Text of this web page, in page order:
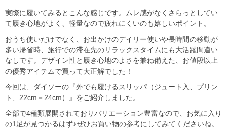
実際に履いてみるとこんな感じです。ムレ感がなくさらっとしてい
て履き心地がよく、軽量なので疲れにくいのも嬉しいポイント。
おうち使いだけでなく、お出かけのデイリー使いや長時間の移動が
多い帰省時、旅行での滞在先のリラックスタイムにも大活躍間違い
なしです。デザイン性と履き心地のよさを兼ね備えた、お値段以上
の優秀アイテムで買って大正解でした！
今回は、ダイソーの『外でも履けるスリッパ（ジュート入、プリン
ト、22cm－24cm）』をご紹介しました。
全部で4種類展開されておりバリエーション豊富なので、お気に入り
の1足が見つかるはず♪ぜひお買い物の参考にしてみてくださいね。